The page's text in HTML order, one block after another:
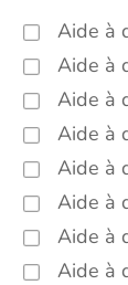
Aide
Mer
Voir toutes
Mer
Aide à
Aide à
Aide à
Aide à
Aide à
Aide à
Aide à
Aide à